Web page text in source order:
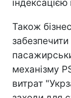
індексацією
Також
механізму
витрат